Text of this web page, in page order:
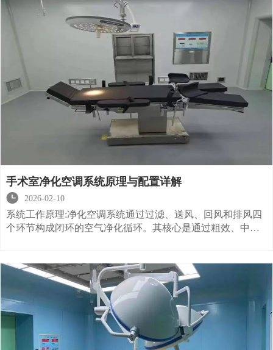
手术室净化空调系统原理与配置详解

2026-02-10
系统工作原理:净化空调系统通过过滤、送风、回风和排风四
个环节构成闭环的空气净化循环。其核心是通过粗效、中效
统：目前大多数医院采用的主流配置。主要由冷站系统和净
化系统构成，冷站负责提供冷热源，净化系统负责空气处理